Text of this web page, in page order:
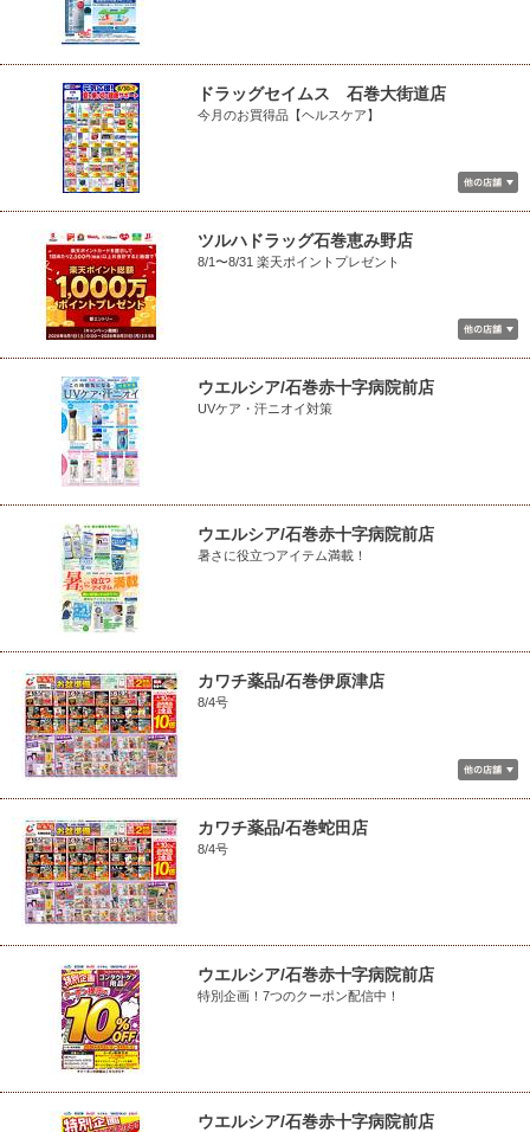
ドラッグセイムス 石巻大街道店
今月のお買得品【ヘルスケア】
ツルハドラッグ石巻恵み野店
8/1〜8/31 楽天ポイントプレゼント
ウエルシア/石巻赤十字病院前店
UVケア・汗ニオイ対策
ウエルシア/石巻赤十字病院前店
暑さに役立つアイテム満載！
カワチ薬品/石巻伊原津店
8/4号
カワチ薬品/石巻蛇田店
8/4号
ウエルシア/石巻赤十字病院前店
特別企画！7つのクーポン配信中！
ウエルシア/石巻赤十字病院前店